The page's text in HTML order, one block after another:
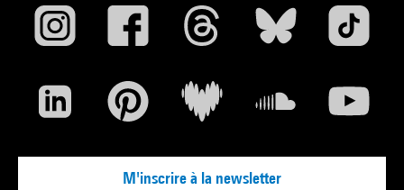
M'inscrire à la newsletter